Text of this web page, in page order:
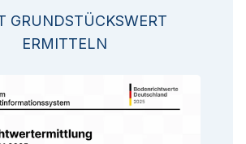
GRUNDSTÜCKSWERT
ERMITTELN